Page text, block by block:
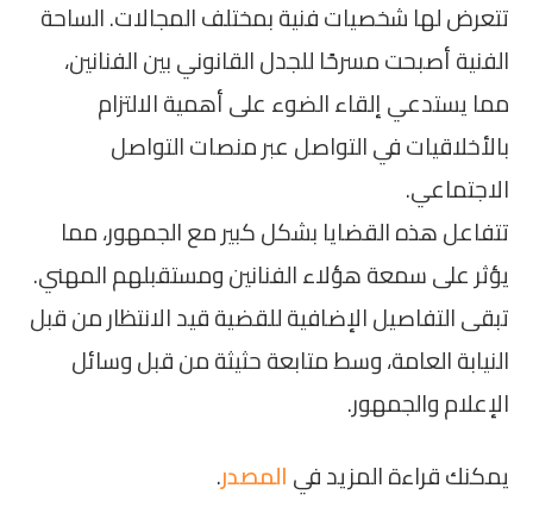
تتعرض لها شخصيات فنية بمختلف المجالات. الساحة
الفنية أصبحت مسرحًا للجدل القانوني بين الفنانين،
مما يستدعي إلقاء الضوء على أهمية الالتزام
بالأخلاقيات في التواصل عبر منصات التواصل
الاجتماعي.
تتفاعل هذه القضايا بشكل كبير مع الجمهور، مما
يؤثر على سمعة هؤلاء الفنانين ومستقبلهم المهني.
تبقى التفاصيل الإضافية للقضية قيد الانتظار من قبل
النيابة العامة، وسط متابعة حثيثة من قبل وسائل
الإعلام والجمهور.
يمكنك قراءة المزيد فيالمصدر.